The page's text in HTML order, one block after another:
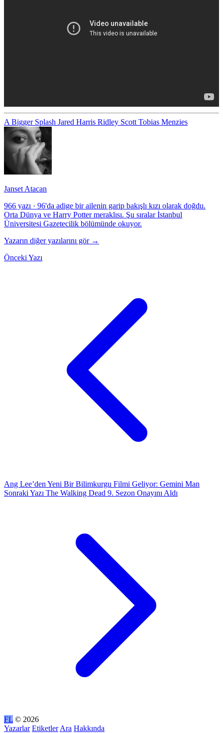
A Bigger Splash Jared Harris Ridley Scott Tobias Menzies
Janset Atacan
966 yazı · 96'da adige bir ailenin garip bakışlı kızı olarak doğdu.
Orta Dünya ve Harry Potter meraklısı. Şu sıralar İstanbul
Üniversitesi Gazetecilik bölümünde okuyor.
Yazarın diğer yazılarını gör →
Önceki Yazı
Ang Lee’den Yeni Bir Bilimkurgu Filmi Geliyor: Gemini Man
Sonraki Yazı The Walking Dead 9. Sezon Onayını Aldı
FL © 2026
Yazarlar Etiketler Ara Hakkında